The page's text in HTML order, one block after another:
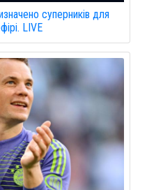
суперників для
LIVE